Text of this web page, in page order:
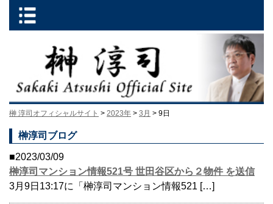
榊 淳司オフィシャルサイト > 2023年 > 3月 > 9日
榊淳司ブログ
■2023/03/09
榊淳司マンション情報521号 世田谷区から２物件 を送信
3月9日13:17に「榊淳司マンション情報521 […]